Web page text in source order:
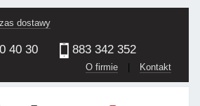
dostawy
40 30 883 342 352
O firmie | Kontakt